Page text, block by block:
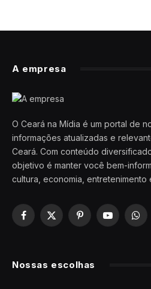
A empresa
O Ceará na Mídia é um portal de
informações atualizadas e
Ceará. Com conteúdo
objetivo é manter você bem-
cultura, economia, entretenimento
Facebook
X
PinterestYouTube
Nossas escolhas